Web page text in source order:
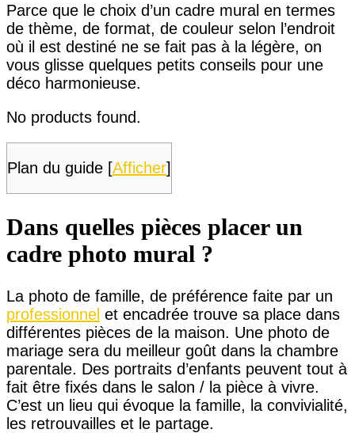
Parce que le choix d’un cadre mural en termes
de thème, de format, de couleur selon l’endroit
où il est destiné ne se fait pas à la légère, on
vous glisse quelques petits conseils pour une
déco harmonieuse.
No products found.
Plan du guide [Afficher]
Dans quelles pièces placer un
cadre photo mural ?
La photo de famille, de préférence faite par un
professionnel et encadrée trouve sa place dans
différentes pièces de la maison. Une photo de
mariage sera du meilleur goût dans la chambre
parentale. Des portraits d’enfants peuvent tout à
fait être fixés dans le salon / la pièce à vivre.
C’est un lieu qui évoque la famille, la convivialité,
les retrouvailles et le partage.